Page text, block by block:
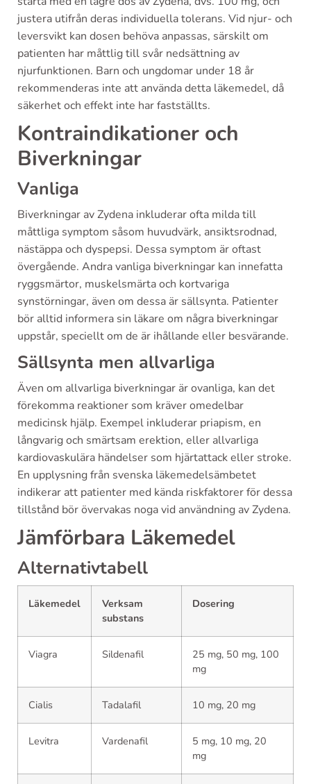
justera utifrån deras individuella tolerans. Vid njur- och
leversvikt kan dosen behöva anpassas, särskilt om
patienten har måttlig till svår nedsättning av
njurfunktionen. Barn och ungdomar under 18 år
rekommenderas inte att använda detta läkemedel, då
säkerhet och effekt inte har fastställts.
Kontraindikationer och
Biverkningar
Vanliga
Biverkningar av Zydena inkluderar ofta milda till
måttliga symptom såsom huvudvärk, ansiktsrodnad,
nästäppa och dyspepsi. Dessa symptom är oftast
övergående. Andra vanliga biverkningar kan innefatta
ryggsmärtor, muskelsmärta och kortvariga
synstörningar, även om dessa är sällsynta. Patienter
bör alltid informera sin läkare om några biverkningar
uppstår, speciellt om de är ihållande eller besvärande.
Sällsynta men allvarliga
Även om allvarliga biverkningar är ovanliga, kan det
förekomma reaktioner som kräver omedelbar
medicinsk hjälp. Exempel inkluderar priapism, en
långvarig och smärtsam erektion, eller allvarliga
kardiovaskulära händelser som hjärtattack eller stroke.
En upplysning från svenska läkemedelsämbetet
indikerar att patienter med kända riskfaktorer för dessa
tillstånd bör övervakas noga vid användning av Zydena.
Jämförbara Läkemedel
Alternativtabell
Läkemedel
Verksam
substans
Dosering
Viagra Sildenafil
25 mg, 50 mg, 100
mg
Cialis Tadalafil 10 mg, 20 mg
Levitra Vardenafil
5 mg, 10 mg, 20
mg